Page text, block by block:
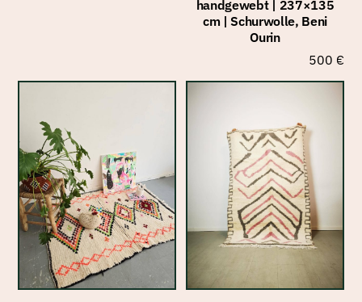
handgewebt | 237×135
cm | Schurwolle, Beni
Ourin
500 €